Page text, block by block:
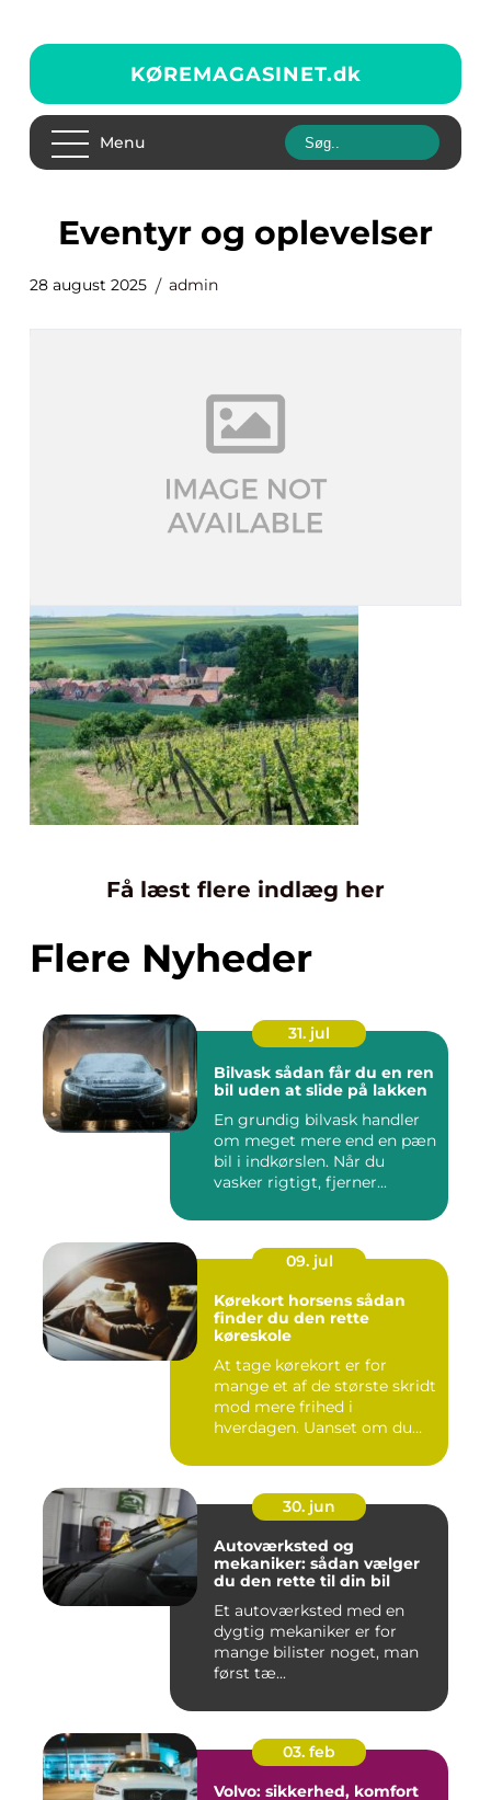
KØREMAGASINET.dk
Menu
Eventyr og oplevelser
28 august 2025 admin
Få læst flere indlæg her
Flere Nyheder
31. jul
Bilvask sådan får du en ren
bil uden at slide på lakken
En grundig bilvask handler
om meget mere end en pæn
bil i indkørslen. Når du
vasker rigtigt, fjerner...
09. jul
Kørekort horsens sådan
finder du den rette
køreskole
At tage kørekort er for
mange et af de største skridt
mod mere frihed i
hverdagen. Uanset om du
30. jun
Autoværksted og
mekaniker: sådan vælger
du den rette til din bil
Et autoværksted med en
dygtig mekaniker er for
mange bilister noget, man
først tæ...
03. feb
Volvo: sikkerhed, komfort